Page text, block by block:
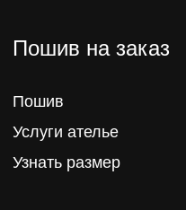
Пошив на заказ
Пошив
Услуги ателье
Узнать размер